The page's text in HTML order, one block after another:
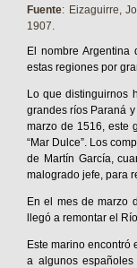
Fuente: Eizaguirre,
1907.
El nombre
estas regiones por
Lo que distinguirnos
grandes ríos Paraná
marzo de 1516, este
“Mar Dulce”. Los
de Martín García,
malogrado jefe, para
En el mes de marzo
llegó a remontar el
Este marino encontró
a algunos